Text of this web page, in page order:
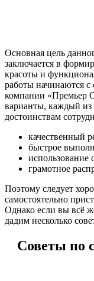
Основная цель
заключается в
красоты и
работы начинаются с
компании «Премьер
варианты, каждый из
достоинствам
качественный
быстрое
использование
грамотное
Поэтому следует
самостоятельно
Однако если вы всё
дадим несколько
Советы по